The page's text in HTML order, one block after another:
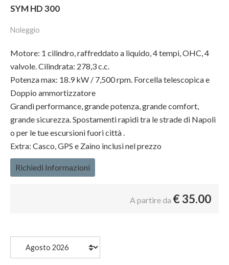
SYM HD 300
Noleggio
Motore: 1 cilindro, raffreddato a liquido, 4 tempi, OHC, 4
valvole. Cilindrata: 278,3 c.c.
Potenza max: 18.9 kW / 7,500 rpm. Forcella telescopica e
Doppio ammortizzatore
Grandi performance, grande potenza, grande comfort,
grande sicurezza. Spostamenti rapidi tra le strade di Napoli
o per le tue escursioni fuori città .
Extra: Casco, GPS e Zaino inclusi nel prezzo
Richiedi Informazioni
A partire da €35.00